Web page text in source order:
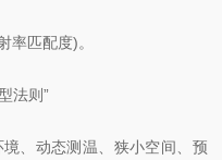
匹配度)。
法则”
、动态测温、狭小空间、预